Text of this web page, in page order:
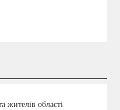
жителів області